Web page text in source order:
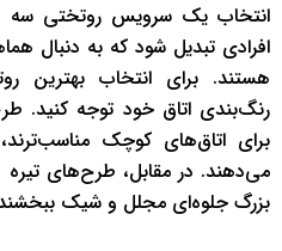
انتخاب یک سرویس روتختی سه
افرادی تبدیل شود که به دنبال
هستند. برای انتخاب بهترین
رنگ‌بندی اتاق خود توجه کنید.
برای اتاق‌های کوچک
می‌دهند. در مقابل، طرح‌های تیره
بزرگ جلوه‌ای مجلل و شیک